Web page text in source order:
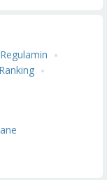
Regulamin
Ranking